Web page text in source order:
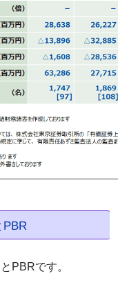
PBR
PBRです。